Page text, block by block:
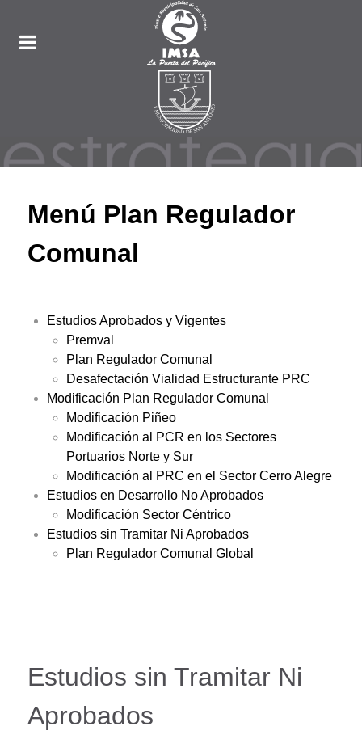
Menú Plan Regulador
Comunal
Estudios Aprobados y Vigentes
Premval
Plan Regulador Comunal
Desafectación Vialidad Estructurante PRC
Modificación Plan Regulador Comunal
Modificación Piñeo
Modificación al PCR en los Sectores
Portuarios Norte y Sur
Modificación al PRC en el Sector Cerro Alegre
Estudios en Desarrollo No Aprobados
Modificación Sector Céntrico
Estudios sin Tramitar Ni Aprobados
Plan Regulador Comunal Global
Estudios sin Tramitar Ni
Aprobados